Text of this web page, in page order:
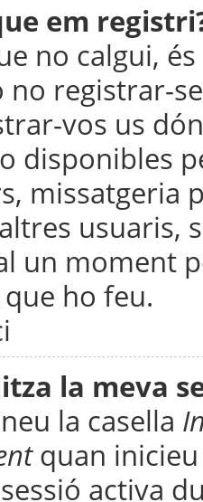
em
no calgui,
registrar-
vos us
disponibles
missatgeria
usuaris,
un moment
ho feu.
la meva
la casella
quan inicieu
activa